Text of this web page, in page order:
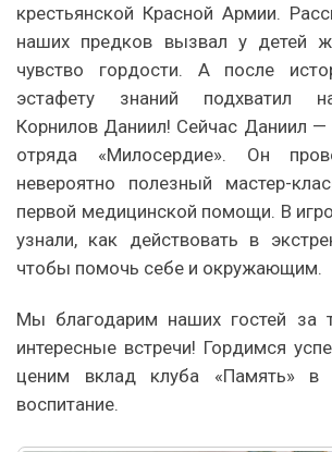
крестьянской Красной Армии.
наших предков вызвал у детей
чувство гордости. А после
эстафету знаний подхватил
Корнилов Даниил! Сейчас Даниил —
отряда «Милосердие». Он
невероятно полезный мастер-
первой медицинской помощи. В
узнали, как действовать в
чтобы помочь себе и окружающим.
Мы благодарим наших гостей за
интересные встречи! Гордимся
ценим вклад клуба «Память» в
воспитание.